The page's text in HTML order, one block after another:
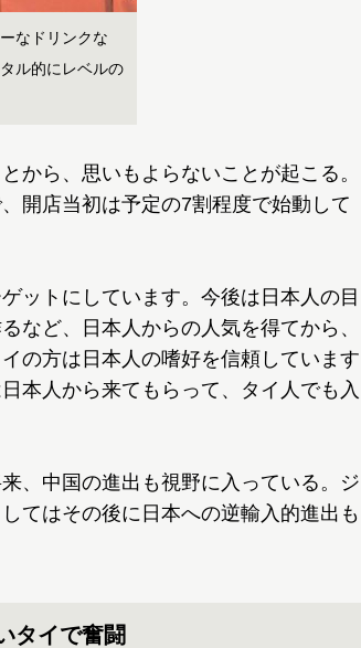
なドリンクな
ル的にレベルの
から、思いもよらないことが起こる。
開店当初は予定の7割程度で始動して
ットにしています。今後は日本人の目
など、日本人からの人気を得てから、
の方は日本人の嗜好を信頼しています
本人から来てもらって、タイ人でも入
、中国の進出も視野に入っている。ジ
てはその後に日本への逆輸入的進出も
タイで奮闘